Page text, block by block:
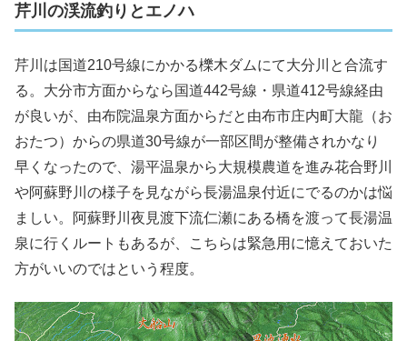
芹川の渓流釣りとエノハ
芹川は国道210号線にかかる櫟木ダムにて大分川と合流す
る。大分市方面からなら国道442号線・県道412号線経由
が良いが、由布院温泉方面からだと由布市庄内町大龍（お
おたつ）からの県道30号線が一部区間が整備されかなり
早くなったので、湯平温泉から大規模農道を進み花合野川
や阿蘇野川の様子を見ながら長湯温泉付近にでるのかは悩
ましい。阿蘇野川夜見渡下流仁瀬にある橋を渡って長湯温
泉に行くルートもあるが、こちらは緊急用に憶えておいた
方がいいのではという程度。